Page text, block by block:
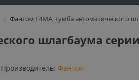
Фантом F4MA, тумба автоматического
шлагбаума
Производитель: Фантом